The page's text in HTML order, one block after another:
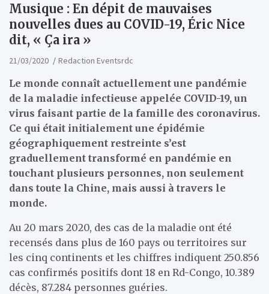
Musique : En dépit de mauvaises
nouvelles dues au COVID-19, Éric Nice
dit, « Ça ira »
21/03/2020 Redaction Eventsrdc
Le monde connaît actuellement une pandémie
de la maladie infectieuse appelée COVID-19, un
virus faisant partie de la famille des coronavirus.
Ce qui était initialement une épidémie
géographiquement restreinte s’est
graduellement transformé en pandémie en
touchant plusieurs personnes, non seulement
dans toute la Chine, mais aussi à travers le
monde.
Au 20 mars 2020, des cas de la maladie ont été
recensés dans plus de 160 pays ou territoires sur
les cinq continents et les chiffres indiquent 250.856
cas confirmés positifs dont 18 en Rd-Congo, 10.389
décès, 87.284 personnes guéries.